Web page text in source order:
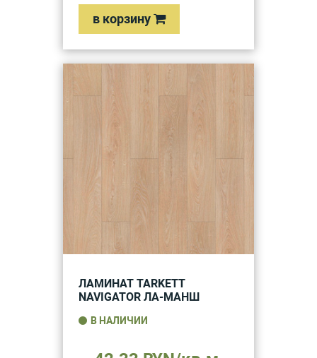
в корзину
ЛАМИНАТ TARKETT
NAVIGATOR ЛА-МАНШ
В НАЛИЧИИ